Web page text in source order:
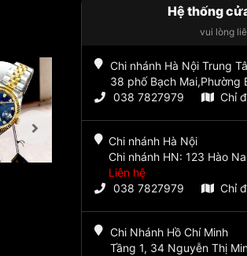
Hệ thống
vui lòng
Chi nhánh Hà Nội Trung
38 phố Bạch Mai,Phường
038 7827979
Chỉ
Chi nhánh Hà Nội
Chi nhánh HN: 123 Hào
Liên hệ
038 7827979
Chỉ
Chi Nhánh Hồ Chí Minh
Tầng 1, 34 Nguyễn Thị